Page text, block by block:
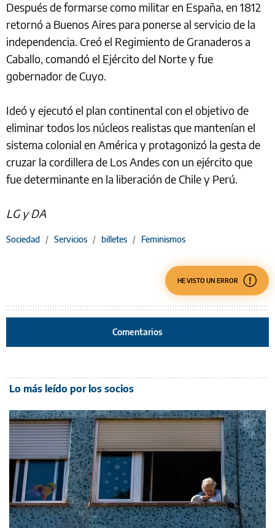
Después de formarse como militar en España, en 1812
retornó a Buenos Aires para ponerse al servicio de la
independencia. Creó el Regimiento de Granaderos a
Caballo, comandó el Ejército del Norte y fue
gobernador de Cuyo.
Ideó y ejecutó el plan continental con el objetivo de
eliminar todos los núcleos realistas que mantenían el
sistema colonial en América y protagonizó la gesta de
cruzar la cordillera de Los Andes con un ejército que
fue determinante en la liberación de Chile y Perú.
LG y DA
Sociedad / Servicios / billetes / Feminismos
HE VISTO UN ERROR
Comentarios
Lo más leído por los socios